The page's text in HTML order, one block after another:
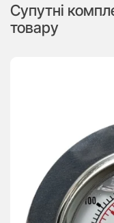
Супутні
товару